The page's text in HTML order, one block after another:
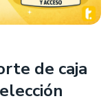
de caja